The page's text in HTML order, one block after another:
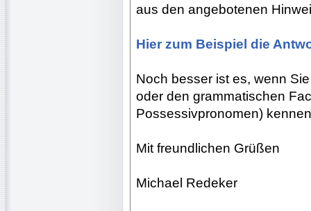
aus den angebotenen
Hier zum Beispiel die
Noch besser ist es, wenn
oder den grammatischen
Possessivpronomen)
Mit freundlichen Grüßen
Michael Redeker